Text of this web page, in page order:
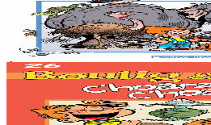
La Bande à Bill
Épuisé
Épuisé
Bannoù-heol
'Faut rigoler !